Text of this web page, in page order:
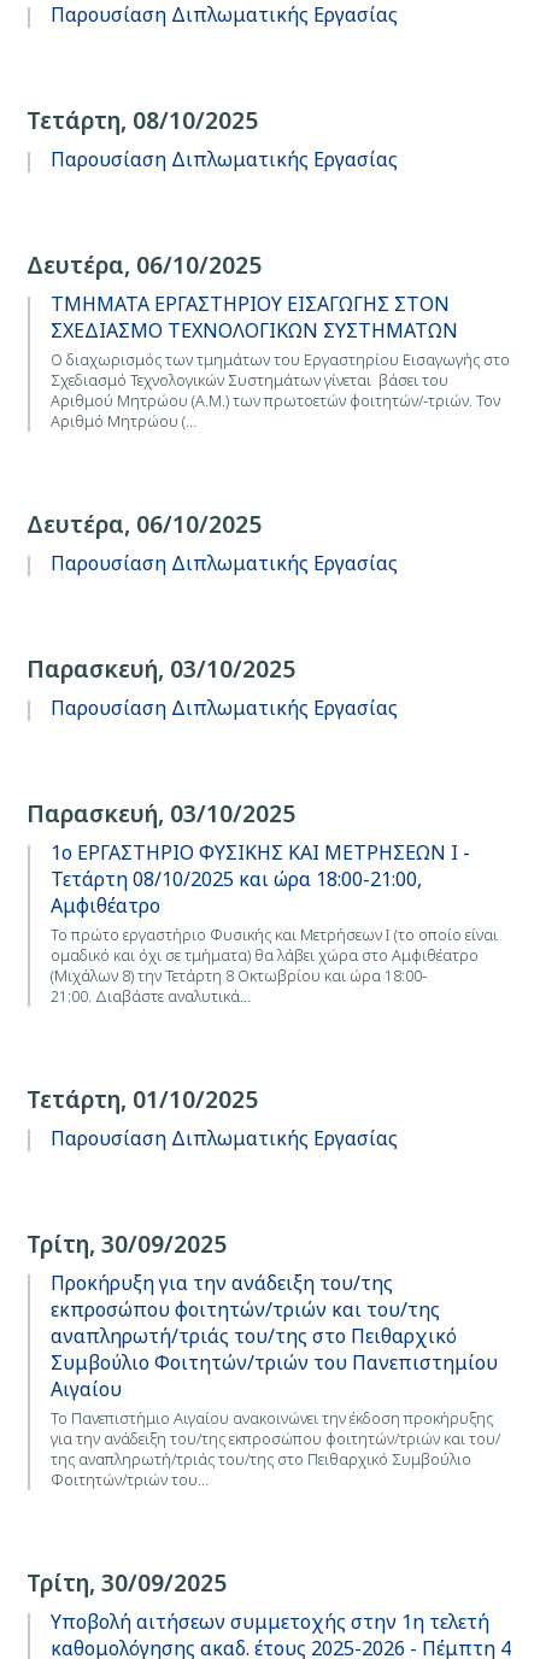
Παρουσίαση Διπλωματικής Εργασίας
Τετάρτη, 08/10/2025
Παρουσίαση Διπλωματικής Εργασίας
Δευτέρα, 06/10/2025
ΤΜΗΜΑΤΑ ΕΡΓΑΣΤΗΡΙΟΥ ΕΙΣΑΓΩΓΗΣ ΣΤΟΝ
ΣΧΕΔΙΑΣΜΟ ΤΕΧΝΟΛΟΓΙΚΩΝ ΣΥΣΤΗΜΑΤΩΝ
Ο διαχωρισμός των τμημάτων του Εργαστηρίου Εισαγωγής στο
Σχεδιασμό Τεχνολογικών Συστημάτων γίνεται βάσει του
Αριθμού Μητρώου (Α.Μ.) των πρωτοετών φοιτητών/-τριών. Τον
Αριθμό Μητρώου (…
Δευτέρα, 06/10/2025
Παρουσίαση Διπλωματικής Εργασίας
Παρασκευή, 03/10/2025
Παρουσίαση Διπλωματικής Εργασίας
Παρασκευή, 03/10/2025
1ο ΕΡΓΑΣΤΗΡΙΟ ΦΥΣΙΚΗΣ ΚΑΙ ΜΕΤΡΗΣΕΩΝ Ι -
Τετάρτη 08/10/2025 και ώρα 18:00-21:00,
Αμφιθέατρο
Το πρώτο εργαστήριο Φυσικής και Μετρήσεων Ι (το οποίο είναι
ομαδικό και όχι σε τμήματα) θα λάβει χώρα στο Αμφιθέατρο
(Μιχάλων 8) την Τετάρτη 8 Οκτωβρίου και ώρα 18:00-
21:00. Διαβάστε αναλυτικά…
Τετάρτη, 01/10/2025
Παρουσίαση Διπλωματικής Εργασίας
Τρίτη, 30/09/2025
Προκήρυξη για την ανάδειξη του/της
εκπροσώπου φοιτητών/τριών και του/της
αναπληρωτή/τριάς του/της στο Πειθαρχικό
Συμβούλιο Φοιτητών/τριών του Πανεπιστημίου
Αιγαίου
Το Πανεπιστήμιο Αιγαίου ανακοινώνει την έκδοση προκήρυξης
για την ανάδειξη του/της εκπροσώπου φοιτητών/τριών και του/
της αναπληρωτή/τριάς του/της στο Πειθαρχικό Συμβούλιο
Φοιτητών/τριών του…
Τρίτη, 30/09/2025
Υποβολή αιτήσεων συμμετοχής στην 1η τελετή
καθομολόγησης ακαδ. έτους 2025-2026 - Πέμπτη 4